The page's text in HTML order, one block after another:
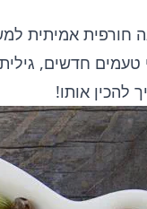
חורפית אמיתית
טעמים חדשים,
להכין אותו!